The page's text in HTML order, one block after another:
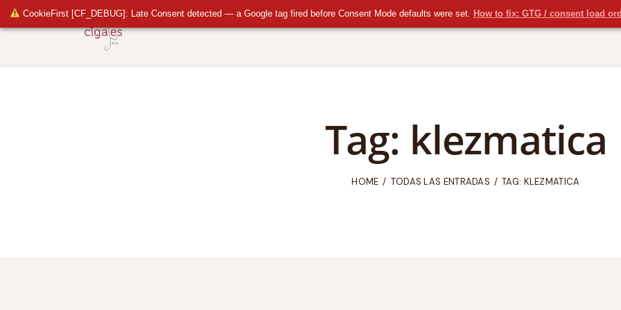
CookieFirst [CF_DEBUG]: Late Consent detected — a Google tag fired before Consent Mode defaults were set. How to fix: GTG / consent load
Tag: klezmatica
HOME TODAS LAS ENTRADAS TAG: KLEZMATICA